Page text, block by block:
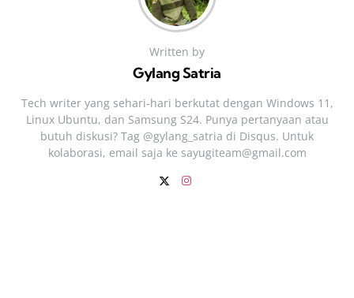
Written by
Gylang Satria
Tech writer yang sehari‑hari berkutat dengan Windows 11,
Linux Ubuntu, dan Samsung S24. Punya pertanyaan atau
butuh diskusi? Tag @gylang_satria di Disqus. Untuk
kolaborasi, email saja ke sayugiteam@gmail.com